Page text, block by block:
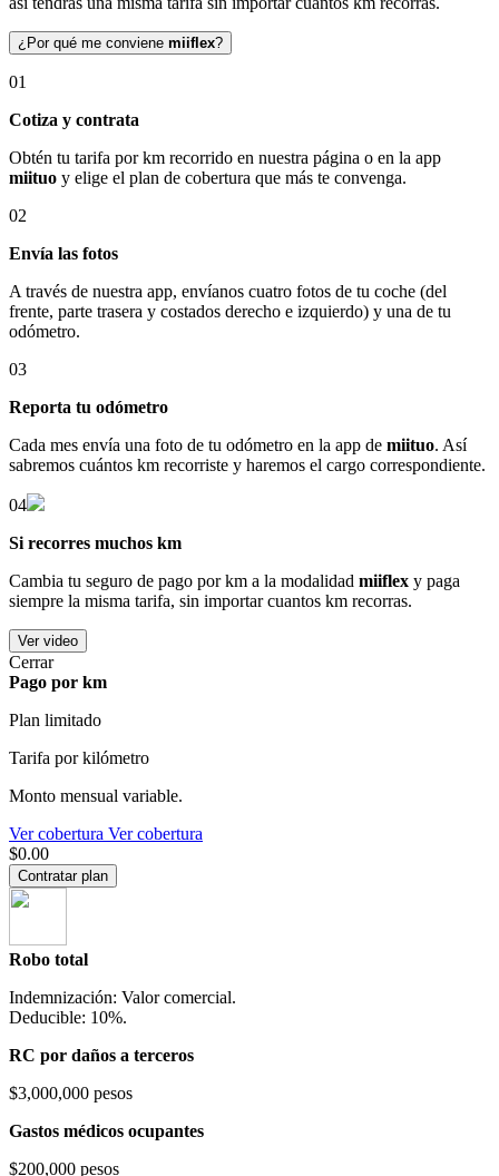
¿Por qué me conviene miiflex?
01
Cotiza y contrata
Obtén tu tarifa por km recorrido en nuestra página o en la app
miituo y elige el plan de cobertura que más te convenga.
02
Envía las fotos
A través de nuestra app, envíanos cuatro fotos de tu coche (del
frente, parte trasera y costados derecho e izquierdo) y una de tu
odómetro.
03
Reporta tu odómetro
Cada mes envía una foto de tu odómetro en la app de miituo. Así
sabremos cuántos km recorriste y haremos el cargo correspondiente.
04
Si recorres muchos km
Cambia tu seguro de pago por km a la modalidad miiflex y paga
siempre la misma tarifa, sin importar cuantos km recorras.
Ver video
Cerrar
Pago por km
Plan limitado
Tarifa por kilómetro
Monto mensual variable.
Ver cobertura Ver cobertura
$0.00
Contratar plan
Robo total
Indemnización: Valor comercial.
Deducible: 10%.
RC por daños a terceros
$3,000,000 pesos
Gastos médicos ocupantes
$200,000 pesos